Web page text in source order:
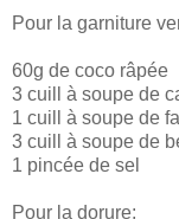
Pour la garniture
60g de coco râpée
3 cuill à soupe de
1 cuill à soupe de
3 cuill à soupe de
1 pincée de sel
Pour la dorure: